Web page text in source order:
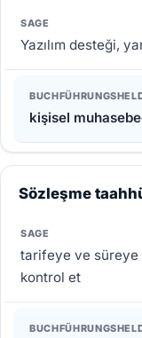
Yazılım desteği,
kişisel
Sözleşme
tarifeye ve süreye
kontrol et